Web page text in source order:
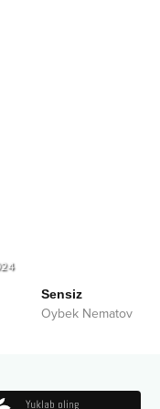
Sensiz
Oybek Nematov